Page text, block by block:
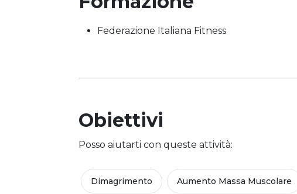
Federazione Italiana Fitness
Obiettivi
Posso aiutarti con queste attività:
Dimagrimento Aumento Massa Muscolare